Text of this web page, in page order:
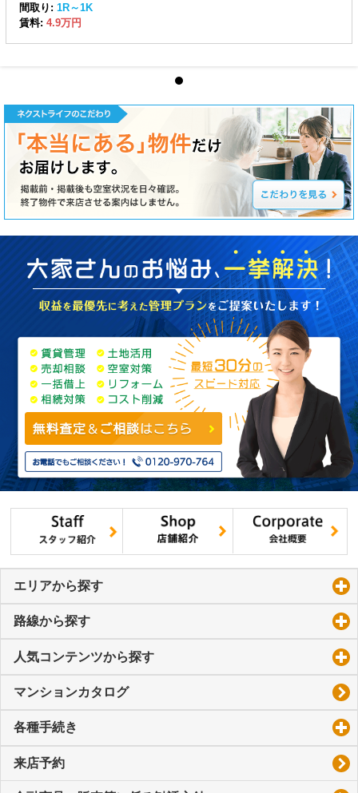
間取り: 1R～1K
賃料: 4.9万円
エリアから探す
路線から探す
人気コンテンツから探す
マンションカタログ
各種手続き
来店予約